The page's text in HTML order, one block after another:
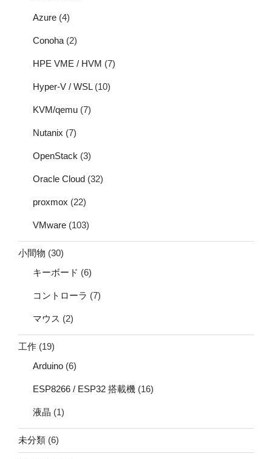
Azure (4)
Conoha (2)
HPE VME / HVM (7)
Hyper-V / WSL(10)
KVM/qemu (7)
Nutanix (7)
OpenStack (3)
Oracle Cloud (32)
proxmox (22)
VMware (103)
小間物 (30)
キーボード (6)
コントローラ (7)
マウス (2)
工作 (19)
Arduino (6)
ESP8266 / ESP32 搭載機 (16)
液晶 (1)
未分類 (6)